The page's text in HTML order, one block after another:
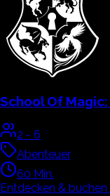
School Of Magic:
2 - 6
Abenteuer
60 Min.
Entdecken & buchen